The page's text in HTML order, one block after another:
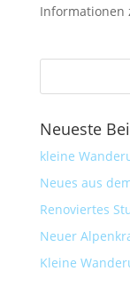
Informationen
Neueste
kleine
Neues aus
Renoviertes
Neuer
Kleine